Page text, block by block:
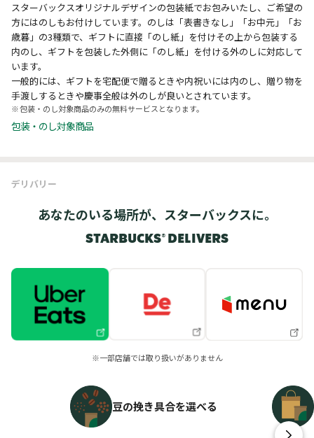
スターバックスオリジナルデザインの包装紙でお包みいたし、ご希望の
方にはのしもお付けしています。のしは「表書きなし」「お中元」「お
歳暮」の3種類で、ギフトに直接「のし紙」を付けその上から包装する
内のし、ギフトを包装した外側に「のし紙」を付ける外のしに対応して
います。
一般的には、ギフトを宅配便で贈るときや内祝いには内のし、贈り物を
手渡しするときや慶事全般は外のしが良いとされています。
包装・のし対象商品のみの無料サービスとなります。
包装・のし対象商品
デリバリー
あなたのいる場所が、スターバックスに。
STARBUCKS® DELIVERS
※一部店舗では取り扱いがありません
豆の挽き具合を選べる